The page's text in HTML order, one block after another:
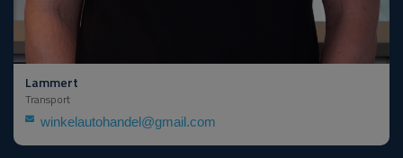
Lammert
Transport
winkelautohandel@gmail.com